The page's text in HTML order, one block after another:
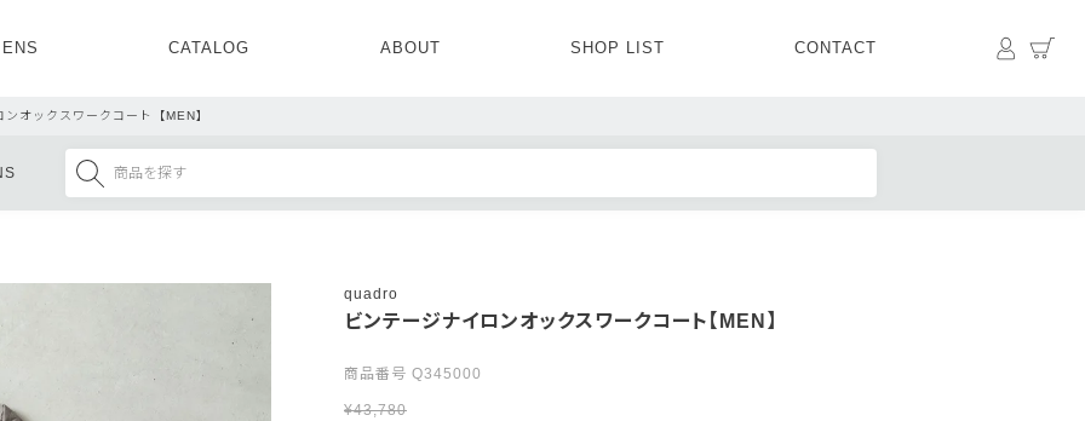
MENS ALL
TOPS OUTER BOTTOMS
WOMENS ALL
TOPS OUTER PANTS SKIRT
CATALOG ABOUT
CONCEPT NEWS
SHOP LIST CONTACT マイペ
オックスワークコート【MEN】
quadro
ビンテージナイロンオックスワークコート【MEN】
商品番号 Q345000
¥43,780